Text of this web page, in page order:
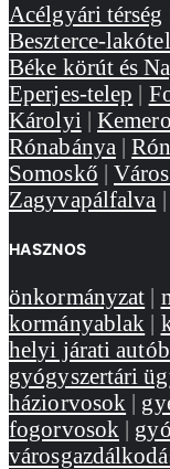
Acélgyári térség
Beszterce-
Béke körút és
Eperjes-telep |
Károlyi |
Rónabánya |
Somoskő |
Zagyvapálfalva |
HASZNOS
önkormányzat |
kormányablak |
helyi járati
gyógyszertári
háziorvosok |
fogorvosok |